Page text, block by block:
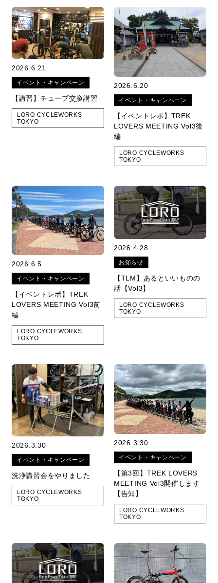
2026.6.21
イベント・キャンペーン
【講習】チューブ交換講習
LORO CYCLEWORKS
TOKYO
2026.6.20
イベント・キャンペーン
【イベントレポ】TREK
LOVERS MEETING Vol3後
編
LORO CYCLEWORKS
TOKYO
2026.6.5
イベント・キャンペーン
【イベントレポ】TREK
LOVERS MEETING Vol3前
編
LORO CYCLEWORKS
TOKYO
2026.4.28
お知らせ
【TLM】あるといいものの
話【Vol3】
LORO CYCLEWORKS
TOKYO
2026.3.30
イベント・キャンペーン
洗浄講習会をやりました
LORO CYCLEWORKS
TOKYO
2026.3.30
イベント・キャンペーン
【第3回】TREK LOVERS
MEETING Vol3開催します
【告知】
LORO CYCLEWORKS
TOKYO